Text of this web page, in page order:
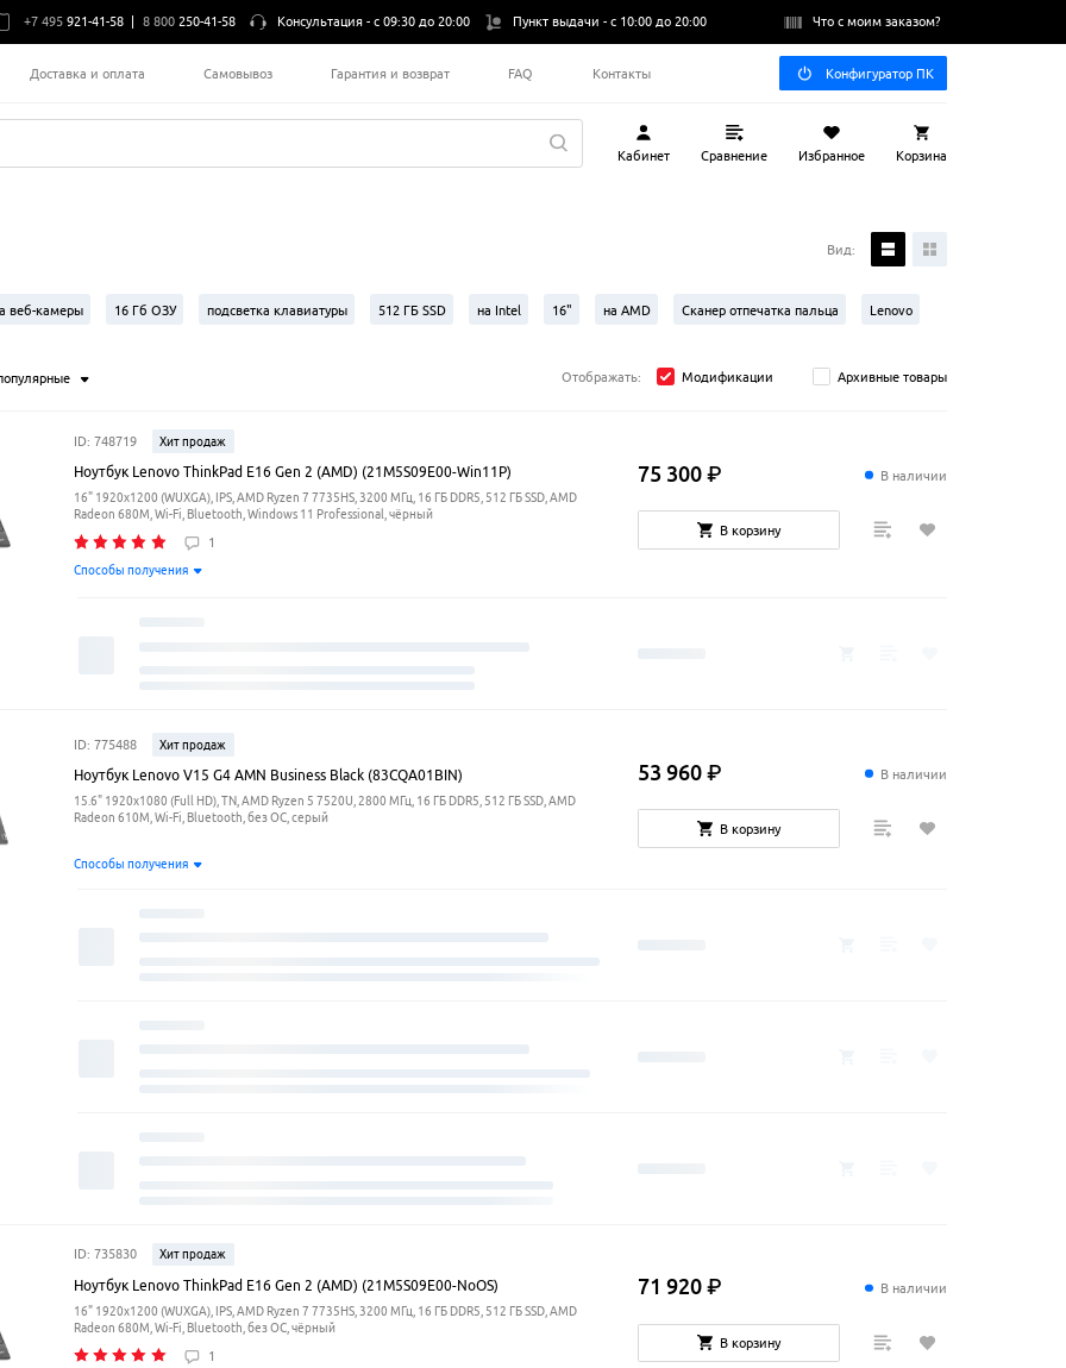
+7 495 921-41-58 8 800 250-41-58 Консультация -с 09:30 до 20:00 Пункт выдачи -с 10:00 до 20:00 Что с моим заказом?
Доставка и оплата Самовывоз Гарантия и возврат FAQ Контакты Конфигуратор ПК
Кабинет Сравнение Избранное Корзина
Вид:
веб-камеры 16 Гб ОЗУ подсветка клавиатуры 512 ГБ SSD на Intel 16" на AMD Сканер отпечатка пальца Lenovo
Отображать: Модификации Архивные товары
ID: 748719 Хит продаж
Ноутбук Lenovo ThinkPad E16 Gen 2 (AMD) (21M5S09E00-Win11P)
16" 1920x1200 (WUXGA), IPS, AMD Ryzen 7 7735HS, 3200 МГц, 16 ГБ DDR5, 512 ГБ SSD, AMD
Radeon 680M, Wi-Fi, Bluetooth, Windows 11 Professional, чёрный
1
Способы получения
В наличии
75 300 ₽
В корзину
ID: 775488 Хит продаж
Ноутбук Lenovo V15 G4 AMN Business Black (83CQA01BIN)
15.6" 1920x1080 (Full HD), TN, AMD Ryzen 5 7520U, 2800 МГц, 16 ГБ DDR5, 512 ГБ SSD, AMD
Radeon 610M, Wi-Fi, Bluetooth, без ОС, серый
Способы получения
В наличии
53 960 ₽
В корзину
ID: 735830 Хит продаж
Ноутбук Lenovo ThinkPad E16 Gen 2 (AMD) (21M5S09E00-NoOS)
16" 1920x1200 (WUXGA), IPS, AMD Ryzen 7 7735HS, 3200 МГц, 16 ГБ DDR5, 512 ГБ SSD, AMD
Radeon 680M, Wi-Fi, Bluetooth, без ОС, чёрный
1
В наличии
71 920 ₽
В корзину